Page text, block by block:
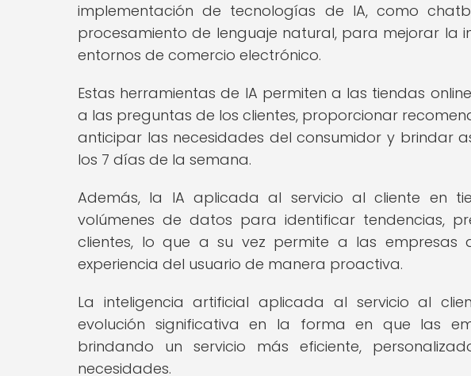
implementación de tecnologías de IA, como
procesamiento de lenguaje natural, para mejorar la
entornos de comercio electrónico.
Estas herramientas de IA permiten a las tiendas
a las preguntas de los clientes, proporcionar
anticipar las necesidades del consumidor y brindar
los 7 días de la semana.
Además, la IA aplicada al servicio al cliente en
volúmenes de datos para identificar tendencias,
clientes, lo que a su vez permite a las
experiencia del usuario de manera proactiva.
La inteligencia artificial aplicada al servicio al
evolución significativa en la forma en que las
brindando un servicio más eficiente,
necesidades.